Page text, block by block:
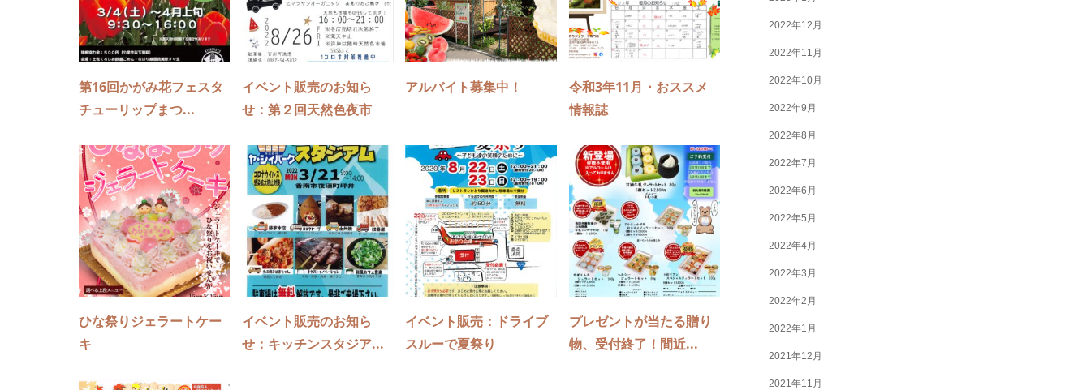
第16回かがみ花フェスタ
チューリップまつ...
イベント販売のお知ら
せ：第２回天然色夜市
アルバイト募集中！
令和3年11月・おススメ
情報誌
ひな祭りジェラートケー
キ
イベント販売のお知ら
せ：キッチンスタジア...
イベント販売：ドライブ
スルーで夏祭り
プレゼントが当たる贈り
物、受付終了！間近...
2022年12月
2022年11月
2022年10月
2022年9月
2022年8月
2022年7月
2022年6月
2022年5月
2022年4月
2022年3月
2022年2月
2022年1月
2021年12月
2021年11月